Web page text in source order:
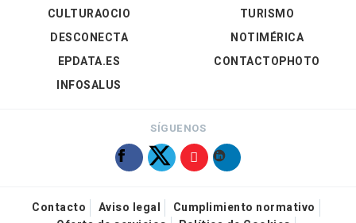
CULTURAOCIO
DESCONECTA
EPDATA.ES
INFOSALUS
TURISMO
NOTIMÉRICA
CONTACTOPHOTO
SÍGUENOS
Contacto Aviso legal
Cumplimiento normativo